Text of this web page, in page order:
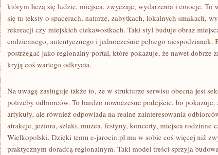
którym liczą się ludzie, miejsca, zwyczaje, wydarzenia i emocje. To
się tu teksty o spacerach, naturze, zabytkach, lokalnych smakach,
rekreacji czy miejskich ciekawostkach. Taki styl buduje obraz
codziennego, autentycznego i jednocześnie pełnego
postrzegać jako regionalny portal, które pokazuje, że nawet dobrze
kryją coś wartego odkrycia.
Na uwagę zasługuje także to, że w strukturze serwisu obecna jest
potrzeby odbiorców. To bardzo nowoczesne podejście, bo
artykuły, ale również odpowiada na realne zainteresowania
atrakcje, jeziora, szlaki, muzea, festyny, koncerty, miejsca rodzinne
Wielkopolski. Dzięki temu e-jarocin.pl ma w sobie coś więcej niż
praktycznym doradcą regionalnym. Taki model treści sprzyja